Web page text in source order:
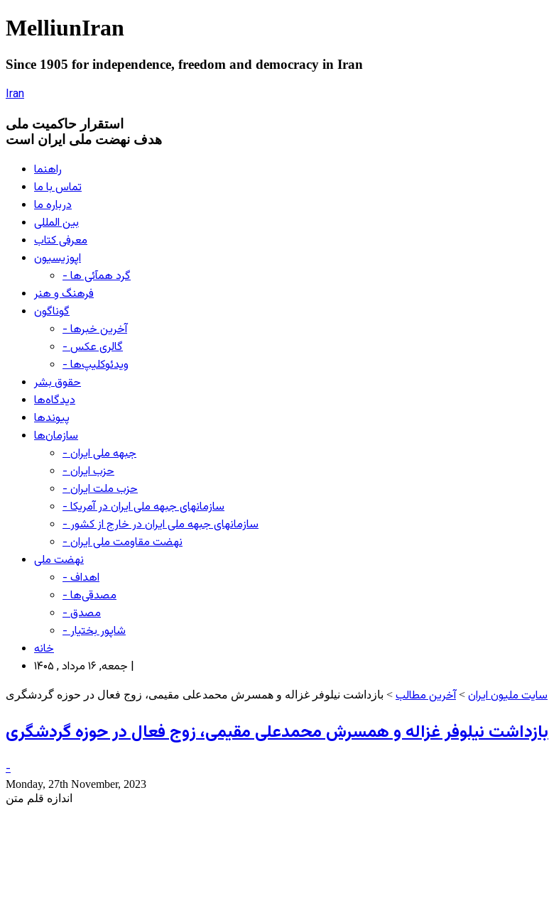
MelliunIran
Since 1905 for independence, freedom and democracy in Iran
Iran
استقرار حاکميت ملی
هدف نهضت ملی ایران است
راهنما
تماس با ما
درباره ما
بین المللی
معرفی کتاب
اپوزیسیون
- گرد همآئی ها
فرهنگ و هنر
گوناگون
- آخرین خبرها
- گالری عکس
- ویدئوکلیپ‌ها
حقوق بشر
دیدگاه‌ها
پیوندها
سازمان‌ها
- جبهه ملی ایران
- حزب ایران
- حزب ملت ایران
- سازمانهای جبهه ملی ایران در آمریکا
- سازمانهای جبهه ملی ایران در خارج از کشور
- نهضت مقاومت ملی ایران
نهضت ملی
- اهداف
- مصدقی‌ها
- مصدق
- شاپور بختیار
خانه
جمعه, ۱۶ مرداد , ۱۴۰۵ |
سایت ملیون ایران >آخرین مطالب > بازداشت نیلوفر غزاله و همسرش محمدعلی مقیمی، زوج فعال در حوزه گردشگری
بازداشت نیلوفر غزاله و همسرش محمدعلی مقیمی، زوج فعال در حوزه گردشگری
-
Monday, 27th November, 2023
اندازه قلم متن